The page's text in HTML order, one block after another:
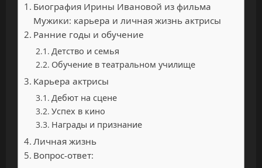
Биография Ирины Ивановой из фильма
Мужики: карьера и личная жизнь актрисы
Ранние годы и обучение
Детство и семья
Обучение в театральном училище
Карьера актрисы
Дебют на сцене
Успех в кино
Награды и признание
Личная жизнь
Вопрос-ответ: